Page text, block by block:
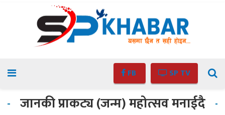
FB SP TV
जानकी प्राकट्य (जन्म) महोत्सव मनाईदै